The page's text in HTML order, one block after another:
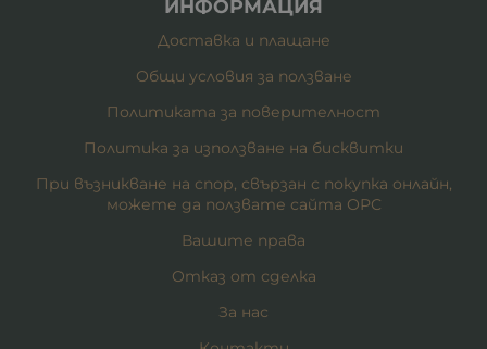
ИНФОРМАЦИЯ
Доставка и плащане
Общи условия за ползване
Политиката за поверителност
Политика за използване на бисквитки
При възникване на спор, свързан с покупка онлайн,
можете да ползвате сайта ОРС
Вашите права
Отказ от сделка
За нас